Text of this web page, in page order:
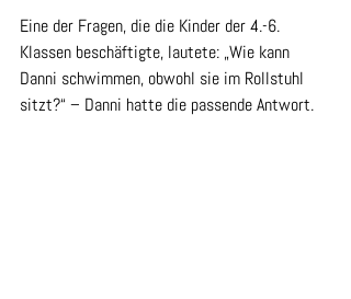
Eine der Fragen, die die Kinder der 4.-6.
Klassen beschäftigte, lautete: „Wie kann
Danni schwimmen, obwohl sie im Rollstuhl
sitzt?“ – Danni hatte die passende Antwort.